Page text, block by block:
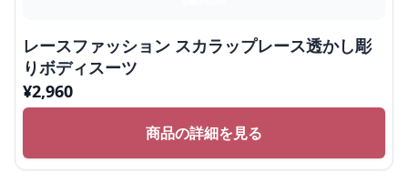
レースファッション スカラップレース透かし彫
りボディスーツ
¥2,960
商品の詳細を見る